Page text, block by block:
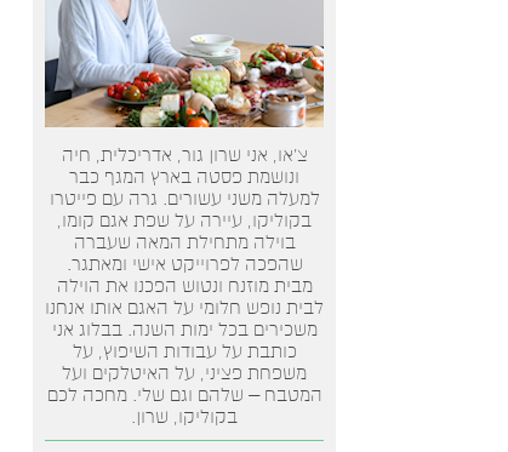
צ’או, אני שרון גור, אדריכלית, חיה
ונושמת פסטה בארץ המגף כבר
למעלה משני עשורים. גרה עם פייטרו
בקוליקו, עיירה על שפת אגם קומו,
בוילה מתחילת המאה שעברה
שהפכה לפרוייקט אישי ומאתגר.
מבית מוזנח ונטוש הפכנו את הוילה
לבית נופש חלומי על האגם אותו אנחנו
משכירים בכל ימות השנה. בבלוג אני
כותבת על עבודות השיפוץ, על
משפחת פציני, על האיטלקים ועל
המטבח – שלהם וגם שלי. מחכה לכם
בקוליקו, שרון.